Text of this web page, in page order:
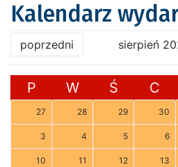
Kalendarz
poprzedni sierpień
P W Ś C
27 28 29 30
3 4 5 6
10 11 12 13